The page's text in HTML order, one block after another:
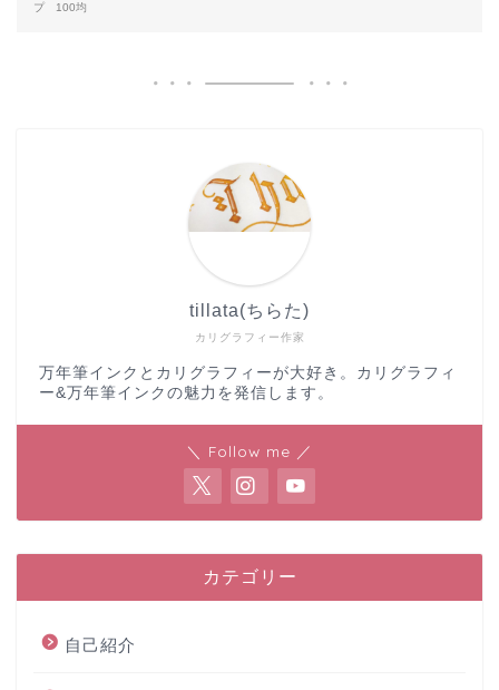
プ 100均
カリグラフィー作家
tillata(ちらた)
万年筆インクとカリグラフィーが大好き。カリグラフィ
ー&万年筆インクの魅力を発信します。
＼ Follow me ／
カテゴリー
自己紹介